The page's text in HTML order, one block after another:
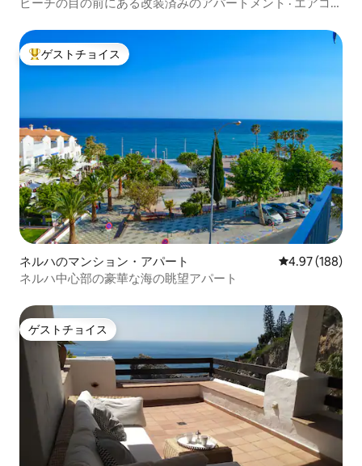
大好評のゲストチョイスです。
ゲストチョイス
ネルハのマンション・アパート レビュー188
4.97 (188)
ネルハ中心部の豪華な海の眺望アパート
ゲストチョイス
ゲストチョイス